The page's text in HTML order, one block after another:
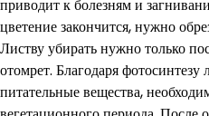
приводит к болезням и
цветение закончится, нужно
Листву убирать нужно только
отомрет. Благодаря
питательные вещества,